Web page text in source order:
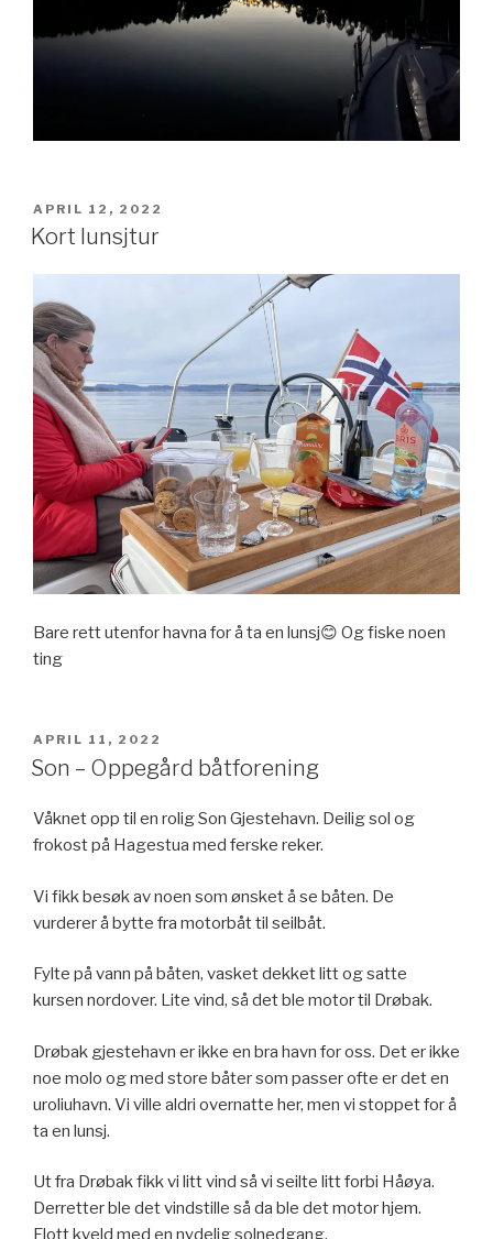
POSTED
ON
APRIL 12, 2022
Kort lunsjtur
Bare rett utenfor havna for å ta en lunsj😊 Og fiske noen
ting
POSTED
ON
APRIL 11, 2022
Son – Oppegård båtforening
Våknet opp til en rolig Son Gjestehavn. Deilig sol og
frokost på Hagestua med ferske reker.
Vi fikk besøk av noen som ønsket å se båten. De
vurderer å bytte fra motorbåt til seilbåt.
Fylte på vann på båten, vasket dekket litt og satte
kursen nordover. Lite vind, så det ble motor til Drøbak.
Drøbak gjestehavn er ikke en bra havn for oss. Det er ikke
noe molo og med store båter som passer ofte er det en
uroliuhavn. Vi ville aldri overnatte her, men vi stoppet for å
ta en lunsj.
Ut fra Drøbak fikk vi litt vind så vi seilte litt forbi Håøya.
Derretter ble det vindstille så da ble det motor hjem.
Flott kveld med en nydelig solnedgang.